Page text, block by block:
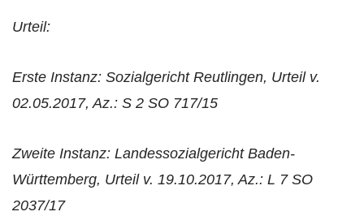
Urteil:
Erste Instanz: Sozialgericht Reutlingen, Urteil v.
02.05.2017, Az.: S 2 SO 717/15
Zweite Instanz: Landessozialgericht Baden-
Württemberg, Urteil v. 19.10.2017, Az.: L 7 SO
2037/17